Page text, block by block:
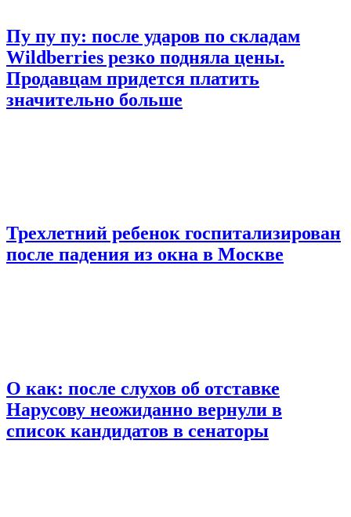
Пу пу пу: после ударов по складам
Wildberries резко подняла цены.
Продавцам придется платить
значительно больше
Трехлетний ребенок госпитализирован
после падения из окна в Москве
О как: после слухов об отставке
Нарусову неожиданно вернули в
список кандидатов в сенаторы